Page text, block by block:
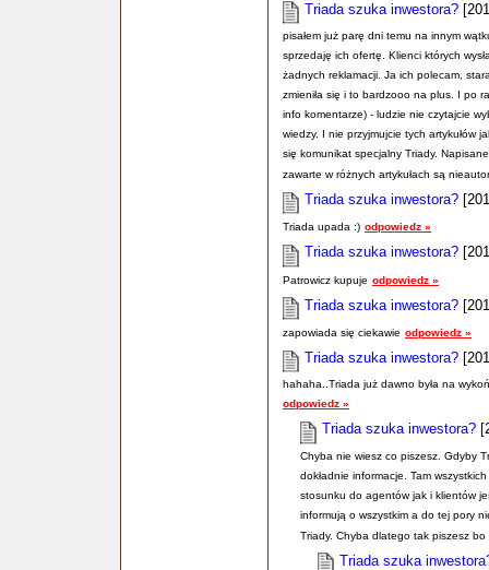
Triada szuka inwestora?
pisałem już parę dni temu na innym
sprzedaję ich ofertę. Klienci których
żadnych reklamacji. Ja ich polecam,
zmieniła się i to bardzooo na plus. I po
info komentarze) - ludzie nie czytajcie
wiedzy. I nie przyjmujcie tych artykułów
się komunikat specjalny Triady.
zawarte w różnych artykułach są
Triada szuka inwestora?
Triada upada :) odpowiedz »
Triada szuka inwestora?
Patrowicz kupuje odpowiedz »
Triada szuka inwestora?
zapowiada się ciekawie odpowiedz »
Triada szuka inwestora?
hahaha..Triada już dawno była na
odpowiedz »
Triada szuka inwestora?
Chyba nie wiesz co piszesz. Gdyby
dokładnie informacje. Tam
stosunku do agentów jak i klientów
informują o wszystkim a do tej pory
Triady. Chyba dlatego tak piszesz
Triada szuka